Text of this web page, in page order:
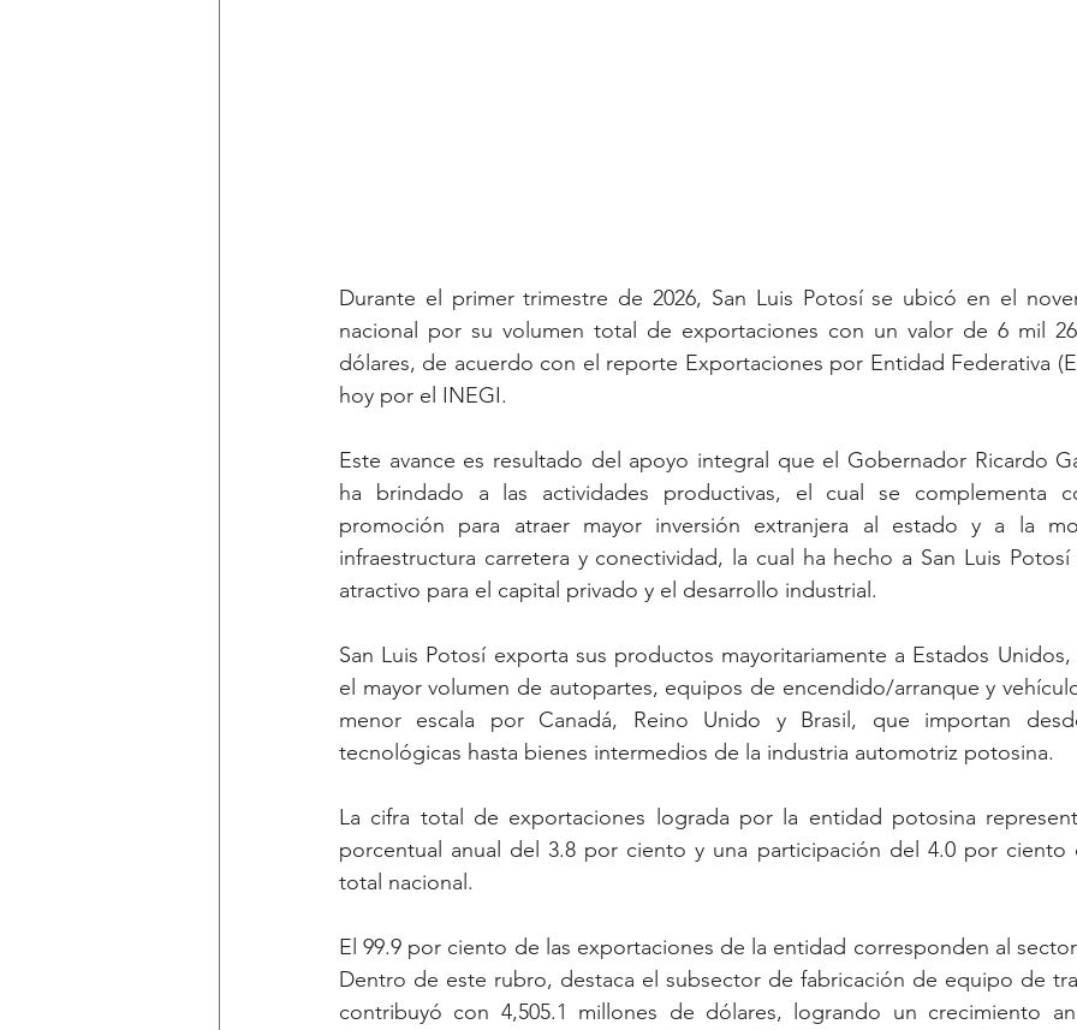
Durante el primer trimestre de 2026, San Luis Potosí se ubicó en el
nacional por su volumen total de exportaciones con un valor de 6 mil
dólares, de acuerdo con el reporte Exportaciones por Entidad Federativa
hoy por el INEGI.
Este avance es resultado del apoyo integral que el Gobernador Ricardo
ha brindado a las actividades productivas, el cual se complementa
promoción para atraer mayor inversión extranjera al estado y a la
infraestructura carretera y conectividad, la cual ha hecho a San Luis
atractivo para el capital privado y el desarrollo industrial.
San Luis Potosí exporta sus productos mayoritariamente a Estados
el mayor volumen de autopartes, equipos de encendido/arranque y
menor escala por Canadá, Reino Unido y Brasil, que importan
tecnológicas hasta bienes intermedios de la industria automotriz potosina.
La cifra total de exportaciones lograda por la entidad potosina
porcentual anual del 3.8 por ciento y una participación del 4.0 por ciento
total nacional.
El 99.9 por ciento de las exportaciones de la entidad corresponden al
Dentro de este rubro, destaca el subsector de fabricación de equipo de
contribuyó con 4,505.1 millones de dólares, logrando un crecimiento